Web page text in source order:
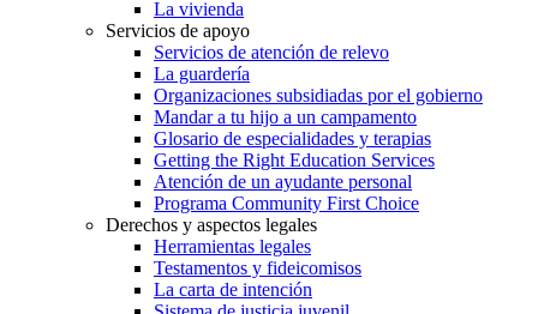
La vivienda
Servicios de apoyo
Servicios de atención de relevo
La guardería
Organizaciones subsidiadas por el gobierno
Mandar a tu hijo a un campamento
Glosario de especialidades y terapias
Getting the Right Education Services
Atención de un ayudante personal
Programa Community First Choice
Derechos y aspectos legales
Herramientas legales
Testamentos y fideicomisos
La carta de intención